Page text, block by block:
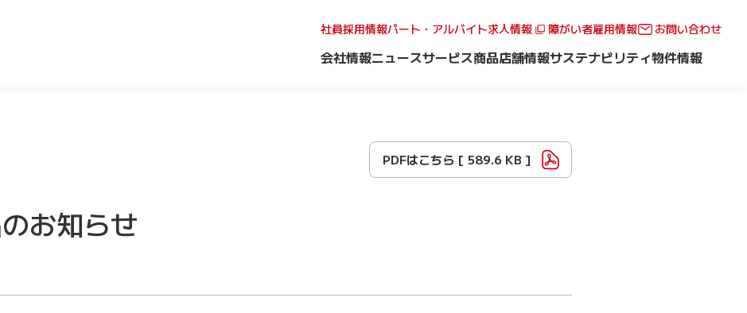
社員採用情報パート・アルバイト求人情報 障がい者雇用情報 お問い合わせ
会社情報ニュースサービス商品店舗情報サステナビリティ物件情報
PDFはこちら [ 589.6 KB ]
お知らせ